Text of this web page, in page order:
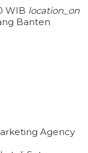
WIB location_on
Banten
Agency